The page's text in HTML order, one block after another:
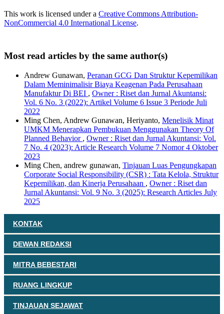
This work is licensed under a Creative Commons Attribution-
NonCommercial 4.0 International License.
Most read articles by the same author(s)
Andrew Gunawan, Peranan GCG Dan Struktur Kepemilikan
Dalam Meminimalisir Biaya Keagenan Pada Perusahaan
Manufaktur Di BEI , Owner : Riset dan Jurnal Akuntansi:
Vol. 6 No. 3 (2022): Artikel Volume 6 Issue 3 Periode Juli
2022
Ming Chen, Andrew Gunawan, Heriyanto, Menelisik Minat
UMKM Menerapkan Pembukuan Menggunakan Theory Of
Planned Behavior , Owner : Riset dan Jurnal Akuntansi: Vol.
7 No. 4 (2023): Article Research Volume 7 Nomor 4 Oktober
2023
Ming Chen, andrew gunawan, Tinjauan Luas Pengungkapan
Corporate Social Responsibility (CSR) : Tata Kelola, Struktur
Kepemilikan, dan Kinerja Perusahaan , Owner : Riset dan
Jurnal Akuntansi: Vol. 9 No. 3 (2025): Research Articles July
2025
KONTAK
DEWAN REDAKSI
MITRA BEBESTARI
RUANG LINGKUP
TINJAUAN SEJAWAT